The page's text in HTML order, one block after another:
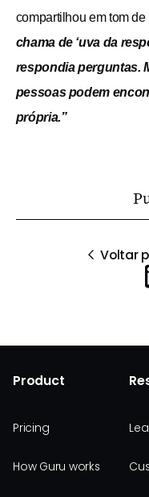
compartilhou em tom de
chama de ‘uva da
respondia perguntas.
pessoas podem
própria.”
Voltar
Product
Pricing
How Guru works